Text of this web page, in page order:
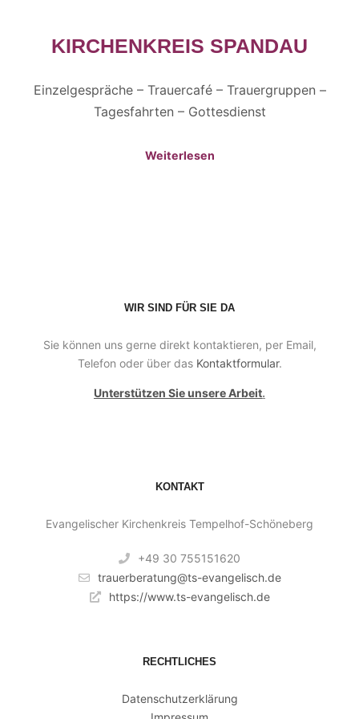
KIRCHENKREIS SPANDAU
Einzelgespräche – Trauercafé – Trauergruppen –
Tagesfahrten – Gottesdienst
Weiterlesen
WIR SIND FÜR SIE DA
Sie können uns gerne direkt kontaktieren, per Email,
Telefon oder über das Kontaktformular.
Unterstützen Sie unsere Arbeit.
KONTAKT
Evangelischer Kirchenkreis Tempelhof-Schöneberg
+49 30 755151620
trauerberatung@ts-evangelisch.de
https://www.ts-evangelisch.de
RECHTLICHES
Datenschutzerklärung